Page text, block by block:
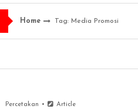
Home Tag: Media Promosi
Percetakan Article